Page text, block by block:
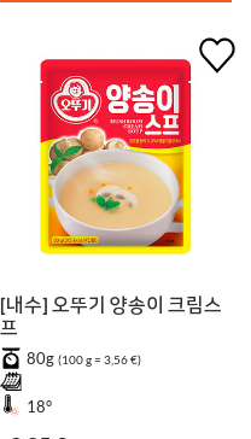
[내수] 오뚜기 양송이 크림스
프
80g (100 g = 3,56 €)
18°